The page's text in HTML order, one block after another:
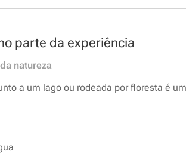
parte da experiência
natureza
a um lago ou rodeada por floresta é